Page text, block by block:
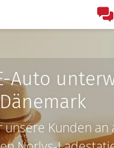
Auto
unsere Kunden an